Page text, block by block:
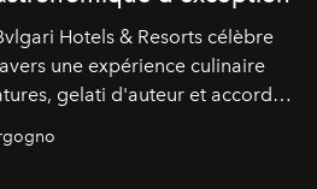
Hotels & Resorts célèbre
une expérience culinaire
gelati d'auteur et accords